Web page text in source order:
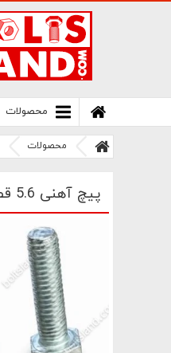
بولتز لند | سرزمین پیچ
محصولات
محصولات
پیچ آهنی 5.6 قطر 16 طول 40 میلیمتر M 16*40